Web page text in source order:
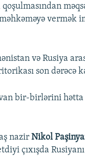
vermək
və Rusiya
son dərəcə
bir-birlərini hətta
nazir Nikol
çıxışda